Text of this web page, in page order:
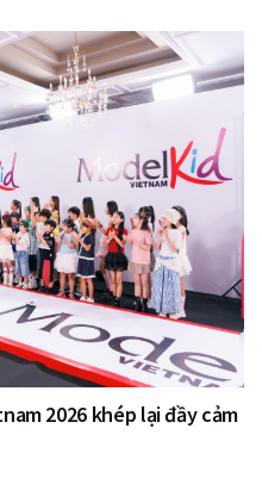
2026 khép lại đầy cảm